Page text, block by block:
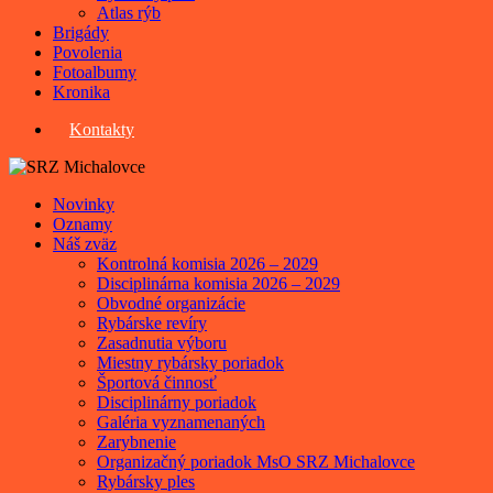
Atlas rýb
Brigády
Povolenia
Fotoalbumy
Kronika
Kontakty
Novinky
Oznamy
Náš zväz
Kontrolná komisia 2026 – 2029
Disciplinárna komisia 2026 – 2029
Obvodné organizácie
Rybárske revíry
Zasadnutia výboru
Miestny rybársky poriadok
Športová činnosť
Disciplinárny poriadok
Galéria vyznamenaných
Zarybnenie
Organizačný poriadok MsO SRZ Michalovce
Rybársky ples